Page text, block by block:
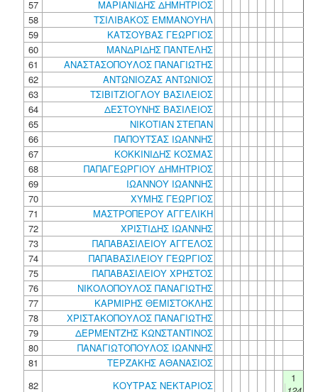
57
ΜΑΡΙΑΝΙΔΗΣ ΔΗΜΗΤΡΙΟΣ
58
ΤΣΙΛΙΒΑΚΟΣ ΕΜΜΑΝΟΥΗΛ
59
ΚΑΤΣΟΥΒΑΣ ΓΕΩΡΓΙΟΣ
60
ΜΑΝΔΡΙΔΗΣ ΠΑΝΤΕΛΗΣ
61
ΑΝΑΣΤΑΣΟΠΟΥΛΟΣ ΠΑΝΑΓΙΩΤΗΣ
62
ΑΝΤΩΝΙΟΖΑΣ ΑΝΤΩΝΙΟΣ
63
ΤΣΙΒΙΤΖΙΟΓΛΟΥ ΒΑΣΙΛΕΙΟΣ
64
ΔΕΣΤΟΥΝΗΣ ΒΑΣΙΛΕΙΟΣ
65
ΝΙΚΟΤΙΑΝ ΣΤΕΠΑΝ
66
ΠΑΠΟΥΤΣΑΣ ΙΩΑΝΝΗΣ
67
ΚΟΚΚΙΝΙΔΗΣ ΚΟΣΜΑΣ
68
ΠΑΠΑΓΕΩΡΓΙΟΥ ΔΗΜΗΤΡΙΟΣ
69
ΙΩΑΝΝΟΥ ΙΩΑΝΝΗΣ
70
ΧΥΜΗΣ ΓΕΩΡΓΙΟΣ
71
ΜΑΣΤΡΟΠΕΡΟΥ ΑΓΓΕΛΙΚΗ
72
ΧΡΙΣΤΙΔΗΣ ΙΩΑΝΝΗΣ
73
ΠΑΠΑΒΑΣΙΛΕΙΟΥ ΑΓΓΕΛΟΣ
74
ΠΑΠΑΒΑΣΙΛΕΙΟΥ ΓΕΩΡΓΙΟΣ
75
ΠΑΠΑΒΑΣΙΛΕΙΟΥ ΧΡΗΣΤΟΣ
76
ΝΙΚΟΛΟΠΟΥΛΟΣ ΠΑΝΑΓΙΩΤΗΣ
77
ΚΑΡΜΙΡΗΣ ΘΕΜΙΣΤΟΚΛΗΣ
78
ΧΡΙΣΤΑΚΟΠΟΥΛΟΣ ΠΑΝΑΓΙΩΤΗΣ
79
ΔΕΡΜΕΝΤΖΗΣ ΚΩΝΣΤΑΝΤΙΝΟΣ
80
ΠΑΝΑΓΙΩΤΟΠΟΥΛΟΣ ΙΩΑΝΝΗΣ
81
ΤΕΡΖΑΚΗΣ ΑΘΑΝΑΣΙΟΣ
82
ΚΟΥΤΡΑΣ ΝΕΚΤΑΡΙΟΣ
1